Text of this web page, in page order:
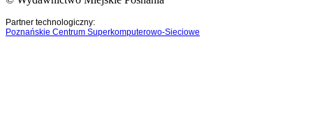
Partner technologiczny:
Poznańskie Centrum Superkomputerowo-Sieciowe